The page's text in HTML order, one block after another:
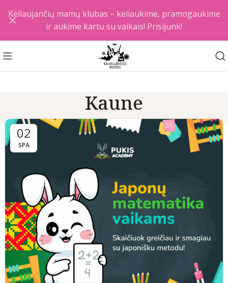
Kaune
02
SPA
Keliaujančių mamų klubas – keliaukime, pramogaukime
ir aukime kartu su vaikais! Prisijunk!